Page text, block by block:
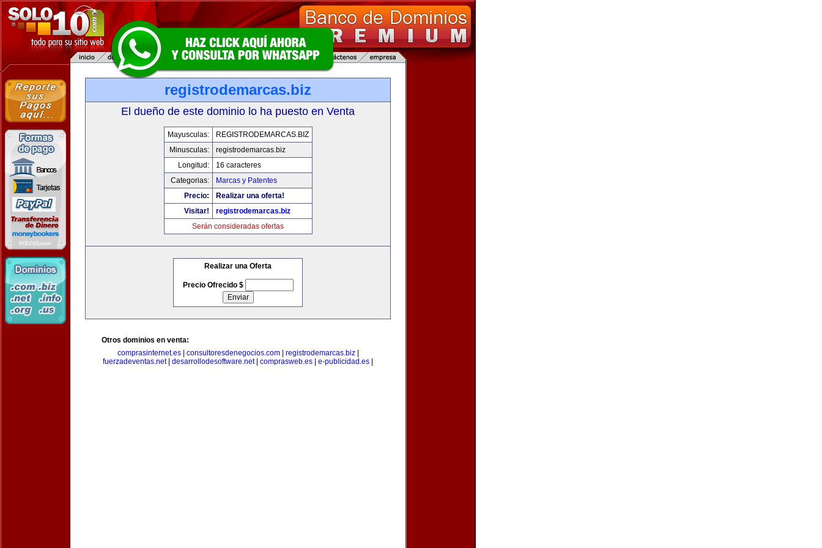
registrodemarcas.biz
El dueño de este dominio lo ha puesto en Venta
Mayusculas:
REGISTRODEMARCAS.BIZ
Minusculas:
registrodemarcas.biz
Longitud:
16 caracteres
Categorias:
Marcas y Patentes
Precio:
Realizar una oferta!
Visitar!
registrodemarcas.biz
Serán consideradas ofertas
Realizar una Oferta
Precio Ofrecido $
Otros dominios en venta:
comprasinternet.es| consultoresdenegocios.com| registrodemarcas.biz|
fuerzadeventas.net| desarrollodesoftware.net| comprasweb.es e-publicidad.es